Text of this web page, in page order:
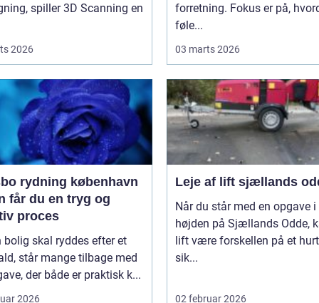
spiller 3D Scanning en
2026
forretning. Fokus er på,
føle...
03 marts 2026
rydning københavn
får du en tryg og
proces
bolig skal ryddes efter et
står mange tilbage med
der både er praktisk k...
2026
Leje af lift sjællands
Når du står med en opgave i
højden på Sjællands Odde,
lift være forskellen på et
sik...
02 februar 2026